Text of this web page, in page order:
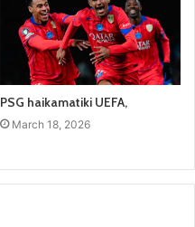
PSG haikamatiki UEFA,
March 18, 2026